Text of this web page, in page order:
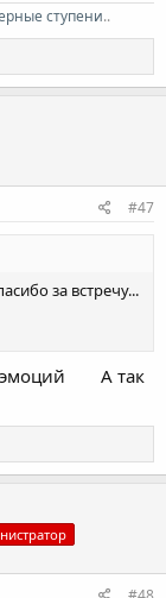
ступени..
#47
за встречу...
А так